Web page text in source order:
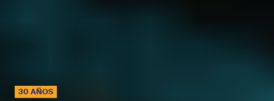
30 AÑOS